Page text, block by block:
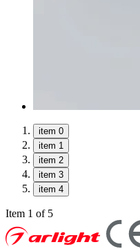
item 0
item 1
item 2
item 3
item 4
Item 1 of 5